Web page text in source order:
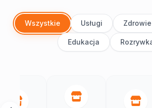
Wszystkie Usługi Zdrowie
Edukacja